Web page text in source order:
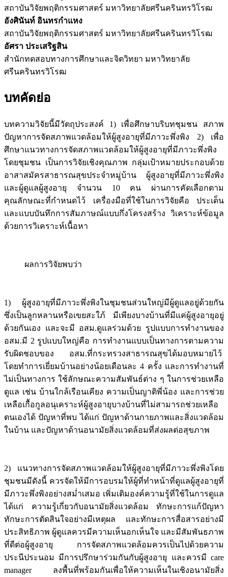
สถาบันวิจัยพฤติกรรมศาสตร์ มหาวิทยาลัยศรีนครินทรวิโรฒ
อังศินันท์ อินทรกำแหง
สถาบันวิจัยพฤติกรรมศาสตร์ มหาวิทยาลัยศรีนครินทรวิโรฒ
อัศรา ประเสริฐสิน
สำนักทดสอบทางการศึกษาและจิตวิทยา มหาวิทยาลัย
ศรีนครินทรวิโรฒ
บทคัดย่อ
บทความวิจัยนี้มีวัตถุประสงค์ 1) เพื่อศึกษาบริบทชุมชน สภาพ
ปัญหาการจัดสภาพแวดล้อมให้ผู้สูงอายุที่มีภาวะพึ่งพิง 2) เพื่อ
ศึกษาแนวทางการจัดสภาพแวดล้อมให้ผู้สูงอายุที่มีภาวะพึ่งพิง
โดยชุมชน เป็นการวิจัยเชิงคุณภาพ กลุ่มเป้าหมายประกอบด้วย
อาสาสมัครสาธารณสุขประจำหมู่บ้าน ผู้สูงอายุที่มีภาวะพึ่งพิง
และผู้ดูแลผู้สูงอายุ จำนวน 10 คน ผ่านการคัดเลือกตาม
คุณลักษณะที่กำหนดไว้ เครื่องมือที่ใช้ในการวิจัยคือ ประเด็น
และแบบบันทึกการสัมภาษณ์แบบกึ่งโครงสร้าง วิเคราะห์ข้อมูล
ด้วยการวิเคราะห์เนื้อหา
ผลการวิจัยพบว่า
1) ผู้สูงอายุที่มีภาวะพึ่งพิงในชุมชนส่วนใหญ่มีผู้ดูแลอยู่ด้วยกัน
ซึ่งเป็นลูกหลานหรือเขยสะใภ้ มีเพียงบางบ้านที่มีแค่ผู้สูงอายุอยู่
ด้วยกันเอง และจะมี อสม.ดูแลร่วมด้วย รูปแบบการทำงานของ
อสม.มี 2 รูปแบบใหญ่คือ การทำงานแบบเป็นทางการตามความ
รับผิดชอบของ อสม.ที่กระทรวงสาธารณสุขได้มอบหมายไว้
โดยทำการเยี่ยมบ้านอย่างน้อยเดือนละ 4 ครั้ง และการทำงานที่
ไม่เป็นทางการ ใช้ลักษณะความสัมพันธ์ต่าง ๆ ในการช่วยเหลือ
ดูแล เช่น บ้านใกล้เรือนเคียง ความเป็นญาติพี่น้อง และการช่วย
เหลือเกื้อกูลอนุเคราะห์ผู้สูงอายุบางบ้านที่ไม่สามารถช่วยเหลือ
ตนเองได้ ปัญหาที่พบ ได้แก่ ปัญหาด้านกายภาพและสิ่งแวดล้อม
ในบ้าน และปัญหาด้านอนามัยสิ่งแวดล้อมที่ส่งผลต่อสุขภาพ
2) แนวทางการจัดสภาพแวดล้อมให้ผู้สูงอายุที่มีภาวะพึ่งพิงโดย
ชุมชนมีดังนี้ ควรจัดให้มีการอบรมให้ผู้ที่ทำหน้าที่ดูแลผู้สูงอายุที่
มีภาวะพึ่งพิงอย่างสม่ำเสมอ เพิ่มเติมองค์ความรู้ที่ใช้ในการดูแล
ได้แก่ ความรู้เกี่ยวกับอนามัยสิ่งแวดล้อม ทักษะการแก้ปัญหา
ทักษะการตัดสินใจอย่างมีเหตุผล และทักษะการสื่อสารอย่างมี
ประสิทธิภาพ ผู้ดูแลควรมีความเห็นอกเห็นใจ และมีสัมพันธภาพ
ที่ดีต่อผู้สูงอายุ การจัดสภาพแวดล้อมควรเป็นไปด้วยความ
ประนีประนอม มีการปรึกษาร่วมกันกับผู้สูงอายุ และควรมี care
manager ลงพื้นที่พร้อมกันเพื่อให้ความเห็นในเชิงอนามัยสิ่ง